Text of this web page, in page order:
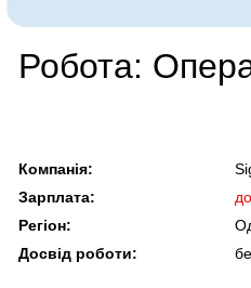
Робота:
Компанія:
Зарплата:
Регіон:
Досвід роботи: